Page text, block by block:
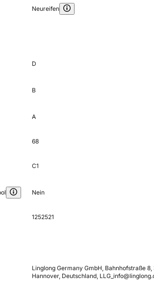
Neureifen
D
B
A
68
C1
Nein
1252521
Linglong Germany GmbH, Bahnhofstraße 8,
Hannover, Deutschland,